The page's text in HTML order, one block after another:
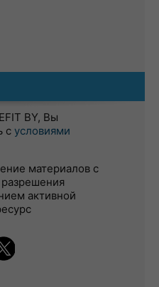
BY, Вы
с условиями
материалов с
активной